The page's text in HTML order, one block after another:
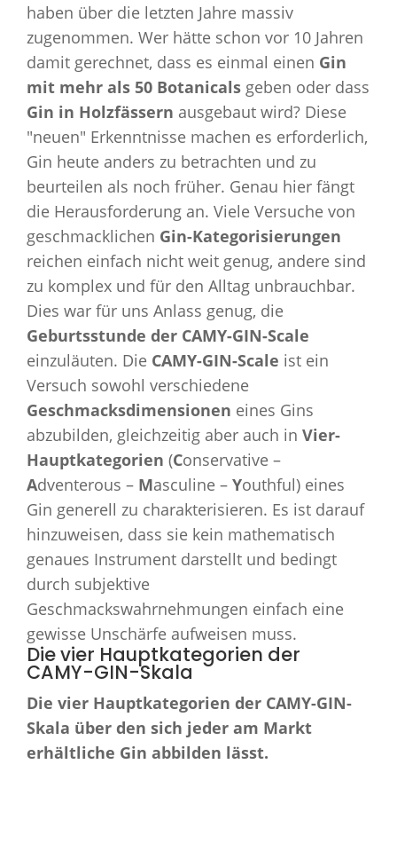
haben über die letzten Jahre massiv
zugenommen. Wer hätte schon vor 10 Jahren
damit gerechnet, dass es einmal einen Gin
mit mehr als 50 Botanicals geben oder dass
Gin in Holzfässern ausgebaut wird? Diese
"neuen" Erkenntnisse machen es erforderlich,
Gin heute anders zu betrachten und zu
beurteilen als noch früher. Genau hier fängt
die Herausforderung an. Viele Versuche von
geschmacklichen Gin-Kategorisierungen
reichen einfach nicht weit genug, andere sind
zu komplex und für den Alltag unbrauchbar.
Dies war für uns Anlass genug, die
Geburtsstunde der CAMY-GIN-Scale
einzuläuten. Die CAMY-GIN-Scale ist ein
Versuch sowohl verschiedene
Geschmacksdimensionen eines Gins
abzubilden, gleichzeitig aber auch in Vier-
Hauptkategorien (Conservative –
Adventerous – Masculine – Youthful) eines
Gin generell zu charakterisieren. Es ist darauf
hinzuweisen, dass sie kein mathematisch
genaues Instrument darstellt und bedingt
durch subjektive
Geschmackswahrnehmungen einfach eine
gewisse Unschärfe aufweisen muss.
Die vier Hauptkategorien der
CAMY-GIN-Skala
Die vier Hauptkategorien der CAMY-GIN-
Skala über den sich jeder am Markt
erhältliche Gin abbilden lässt.